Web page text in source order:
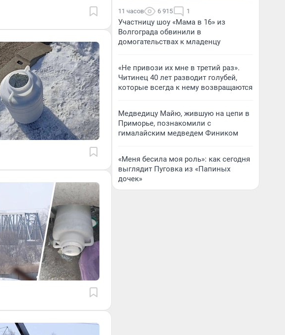
11 часов 6 915 1
Участницу шоу «Мама в 16» из
Волгограда обвинили в
домогательствах к младенцу
«Не привози их мне в третий раз».
Читинец 40 лет разводит голубей,
которые всегда к нему возвращаются
Медведицу Майю, жившую на цепи в
Приморье, познакомили с
гималайским медведем Фиником
«Меня бесила моя роль»: как сегодня
выглядит Пуговка из «Папиных
дочек»